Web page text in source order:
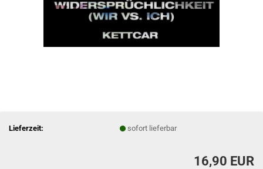
Lieferzeit: sofort lieferbar
16,90 EUR